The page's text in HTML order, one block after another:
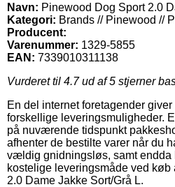
Navn: Pinewood Dog Sport 2.0
Kategori: Brands // Pinewood //
Producent:
Varenummer: 1329-5855
EAN: 7339010311138
Vurderet til 4.7ud af 5 stjerner
En del internet foretagender
forskellige leveringsmuligheder.
på nuværende tidspunkt
afhenter de bestilte varer når du
vældig gnidningsløs, samt endda
kostelige leveringsmåde ved
2.0 Dame Jakke Sort/Grå L.